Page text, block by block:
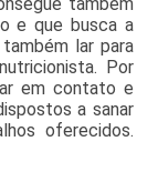
e que busca a
lar para
Por
em contato e
a sanar
oferecidos.